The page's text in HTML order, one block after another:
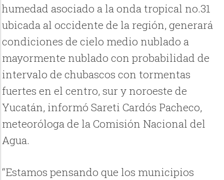
humedad asociado a la onda tropical no.31
ubicada al occidente de la región, generará
condiciones de cielo medio nublado a
mayormente nublado con probabilidad de
intervalo de chubascos con tormentas
fuertes en el centro, sur y noroeste de
Yucatán, informó Sareti Cardós Pacheco,
meteoróloga de la Comisión Nacional del
Agua.
“Estamos pensando que los municipios